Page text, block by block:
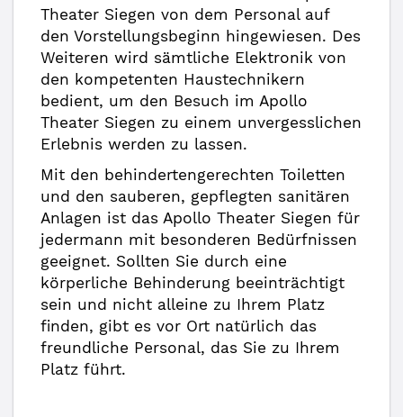
Theater Siegen von dem Personal auf
den Vorstellungsbeginn hingewiesen. Des
Weiteren wird sämtliche Elektronik von
den kompetenten Haustechnikern
bedient, um den Besuch im Apollo
Theater Siegen zu einem unvergesslichen
Erlebnis werden zu lassen.
Mit den behindertengerechten Toiletten
und den sauberen, gepflegten sanitären
Anlagen ist das Apollo Theater Siegen für
jedermann mit besonderen Bedürfnissen
geeignet. Sollten Sie durch eine
körperliche Behinderung beeinträchtigt
sein und nicht alleine zu Ihrem Platz
finden, gibt es vor Ort natürlich das
freundliche Personal, das Sie zu Ihrem
Platz führt.